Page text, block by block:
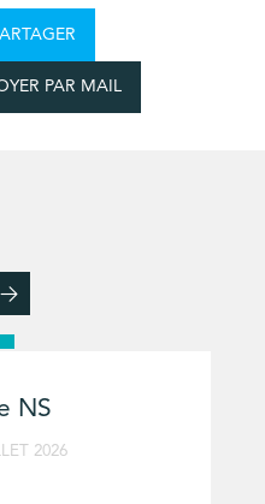
PAR MAIL
NS
2026